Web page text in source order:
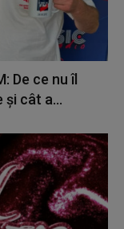
De ce nu îl
și cât a...